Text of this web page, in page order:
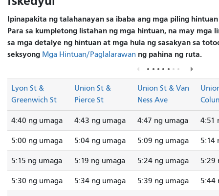
Ipinapakita ng talahanayan sa ibaba ang mga piling
Para sa kumpletong listahan ng mga hintuan, na may mga
sa mga detalye ng hintuan at mga hula ng sasakyan sa
seksyong Mga Hintuan/Paglalarawan ng pahina ng ruta.
Lyon St &
Greenwich St
Union St &
Pierce St
Union St & Van
Ness Ave
4:40 ng umaga 4:43 ng umaga 4:47 ng umaga 4:51
5:00 ng umaga 5:04 ng umaga 5:09 ng umaga 5:14
5:15 ng umaga 5:19 ng umaga 5:24 ng umaga 5:29
5:30 ng umaga 5:34 ng umaga 5:39 ng umaga 5:44